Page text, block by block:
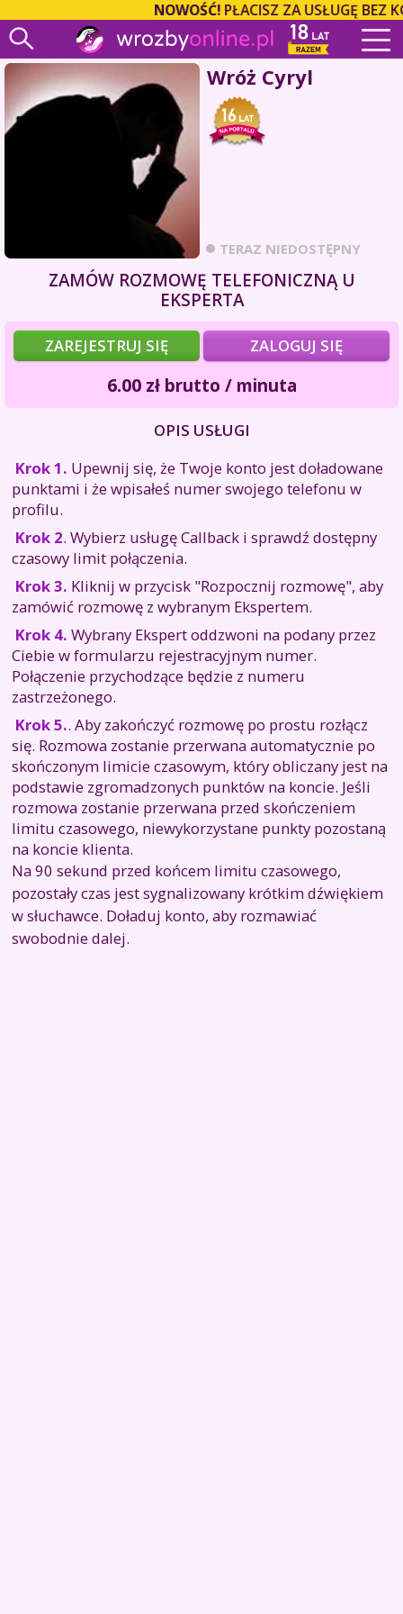
NOWOŚĆ!PŁACISZ ZA USŁUGĘ BEZ
Wróż Cyryl
TERAZ NIEDOSTĘPNY
ZAMÓW ROZMOWĘ TELEFONICZNĄ U
EKSPERTA
ZAREJESTRUJ SIĘ ZALOGUJ SIĘ
6.00 złbrutto / minuta
OPIS USŁUGI
Krok 1. Upewnij się, że Twoje konto jest doładowane
punktami i że wpisałeś numer swojego telefonu w
profilu.
Krok 2. Wybierz usługę Callback i sprawdź dostępny
czasowy limit połączenia.
Krok 3. Kliknij w przycisk "Rozpocznij rozmowę", aby
zamówić rozmowę z wybranym Ekspertem.
Krok 4. Wybrany Ekspert oddzwoni na podany przez
Ciebie w formularzu rejestracyjnym numer.
Połączenie przychodzące będzie z numeru
zastrzeżonego.
Krok 5.. Aby zakończyć rozmowę po prostu rozłącz
się. Rozmowa zostanie przerwana automatycznie po
skończonym limicie czasowym, który obliczany jest na
podstawie zgromadzonych punktów na koncie. Jeśli
rozmowa zostanie przerwana przed skończeniem
limitu czasowego, niewykorzystane punkty pozostaną
na koncie klienta.
Na 90 sekund przed końcem limitu czasowego,
pozostały czas jest sygnalizowany krótkim dźwiękiem
w słuchawce. Doładuj konto, aby rozmawiać
swobodnie dalej.